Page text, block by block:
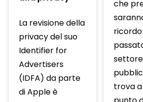
La revisione della
privacy del suo
Identifier for
Advertisers
(IDFA) da parte
di Apple è
che
settore
trova